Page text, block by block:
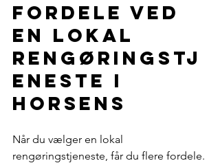
Fordele ved
en lokal
rengøringstj
eneste i
Horsens
Når du vælger en lokal
rengøringstjeneste, får du flere fordele.